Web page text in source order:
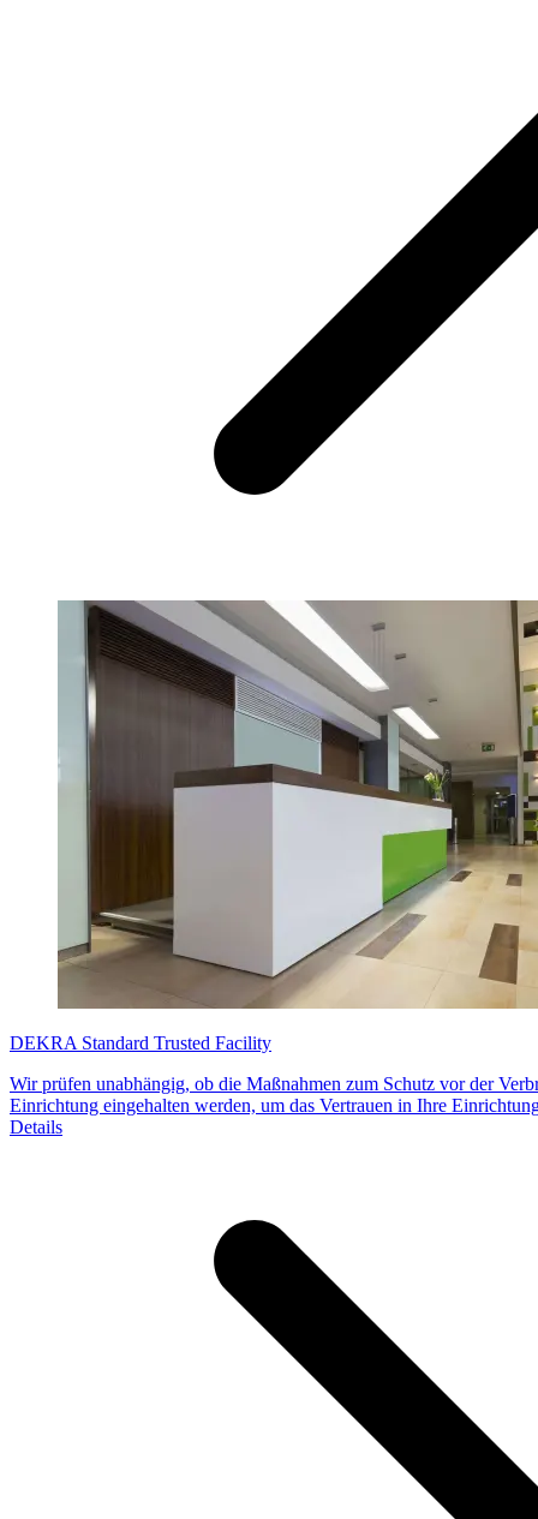
DEKRA Standard Trusted Facility
Wir prüfen unabhängig, ob die Maßnahmen zum Schutz vor der
Einrichtung eingehalten werden, um das Vertrauen in Ihre
Details